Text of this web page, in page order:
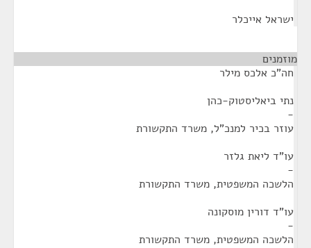
ישראל אייכלר
מוזמנים
חה"כ אלכס מילר
נתי ביאליסטוק-כהן
-
עוזר בכיר למנכ"ל, משרד התקשורת
עו"ד ליאת גלזר
-
הלשכה המשפטית, משרד התקשורת
עו"ד דורין מוסקונה
-
הלשכה המשפטית, משרד התקשורת